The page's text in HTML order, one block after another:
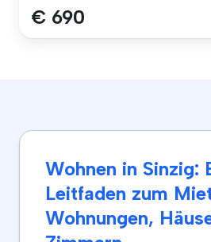
€ 690
Wohnen in Sinzig:
Leitfaden zum
Wohnungen,